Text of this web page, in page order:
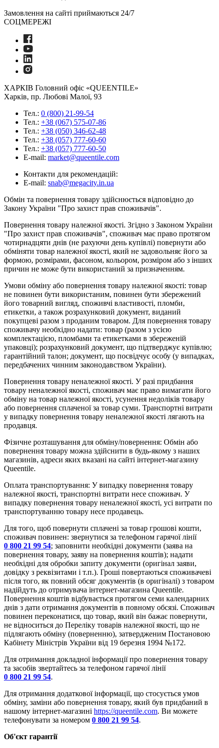
Замовлення на сайті приймаються 24/7
СОЦМЕРЕЖІ
ХАРКІВ Головний офіс «QUEENTILE»
Харків, пр. Любові Малої, 93
Тел.: 0 (800) 21-99-54
Тел.: +38 (067) 575-07-86
Тел.: +38 (050) 346-62-48
Тел.: +38 (057) 777-60-60
Тел.: +38 (057) 777-60-50
E-mail: market@queentile.com
Контакти для рекомендацій:
E-mail: snab@megacity.in.ua
Обмін та повернення товару здійснюється відповідно до
Закону України "Про захист прав споживачів".
Повернення товару належної якості. Згідно з Законом України
"Про захист прав споживачів", споживач має право протягом
чотирнадцяти днів (не рахуючи день купівлі) повернути або
обміняти товар належної якості, який не задовольняє його за
формою, розмірами, фасоном, кольором, розміром або з інших
причин не може бути використаний за призначенням.
Умови обміну або повернення товару належної якості: товар
не повинен бути використаним, повинен бути збережений
його товарний вигляд, споживчі властивості, пломби,
етикетки, а також розрахунковий документ, виданий
покупцеві разом з проданим товаром. Для повернення товару
споживачу необхідно надати: товар (разом з усією
комплектацією, пломбами та етикетками в збереженій
упаковці); розрахунковий документ, що підтверджує купівлю;
гарантійний талон; документ, що посвідчує особу (у випадках,
передбачених чинним законодавством України).
Повернення товару неналежної якості. У разі придбання
товару неналежної якості, споживач має право вимагати його
обміну на товар належної якості, усунення недоліків товару
або повернення сплаченої за товар суми. Транспортні витрати
у випадку повернення товару неналежної якості лягають на
продавця.
Фізичне розташування для обміну/повернення: Обмін або
повернення товару можна здійснити в будь-якому з наших
магазинів, адреси яких вказані на сайті інтернет-магазину
Queentile.
Оплата транспортування: У випадку повернення товару
належної якості, транспортні витрати несе споживач. У
випадку повернення товару неналежної якості, усі витрати по
транспортуванню товару несе продавець.
Для того, щоб повернути сплачені за товар грошові кошти,
споживач повинен: звернутися за телефоном гарячої лінії
0 800 21 99 54; заповнити необхідні документи (заява на
повернення товару, заяву на повернення коштів); надати
необхідні для обробки запиту документи (оригінал заяви,
довідку з реквізитами і т.п.). Гроші повертаються споживачеві
після того, як повний обсяг документів (в оригіналі) з товаром
надійдуть до отримувача інтернет-магазина Queentile.
Повернення коштів відбувається протягом семи календарних
днів з дати отримання документів в повному обсязі. Споживач
повинен переконатися, що товар, який він бажає повернути,
не відноситься до Переліку товарів належної якості, що не
підлягають обміну (поверненню), затвердженим Постановою
Кабінету Міністрів України від 19 березня 1994 №172.
Для отримання докладної інформації про повернення товару
та засобів звертайтесь за телефоном гарячої лінії
0 800 21 99 54.
Для отримання додаткової інформації, що стосується умов
обміну, заміни або повернення товару, який був придбаний в
нашому інтернет-магазині https://queentile.com. Ви можете
телефонувати за номером 0 800 21 99 54.
Об'єкт гарантії